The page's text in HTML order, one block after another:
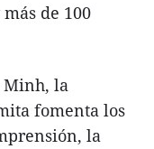
de 100
Minh, la
fomenta los
la